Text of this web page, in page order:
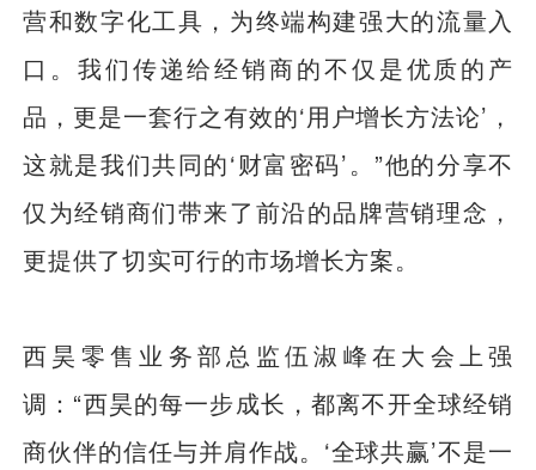
营和数字化工具，为终端构建强大的流量入
口。我们传递给经销商的不仅是优质的产
品，更是一套行之有效的‘用户增长方法论’，
这就是我们共同的‘财富密码’。”他的分享不
仅为经销商们带来了前沿的品牌营销理念，
更提供了切实可行的市场增长方案。
西昊零售业务部总监伍淑峰在大会上强
调：“西昊的每一步成长，都离不开全球经销
商伙伴的信任与并肩作战。‘全球共赢’不是一